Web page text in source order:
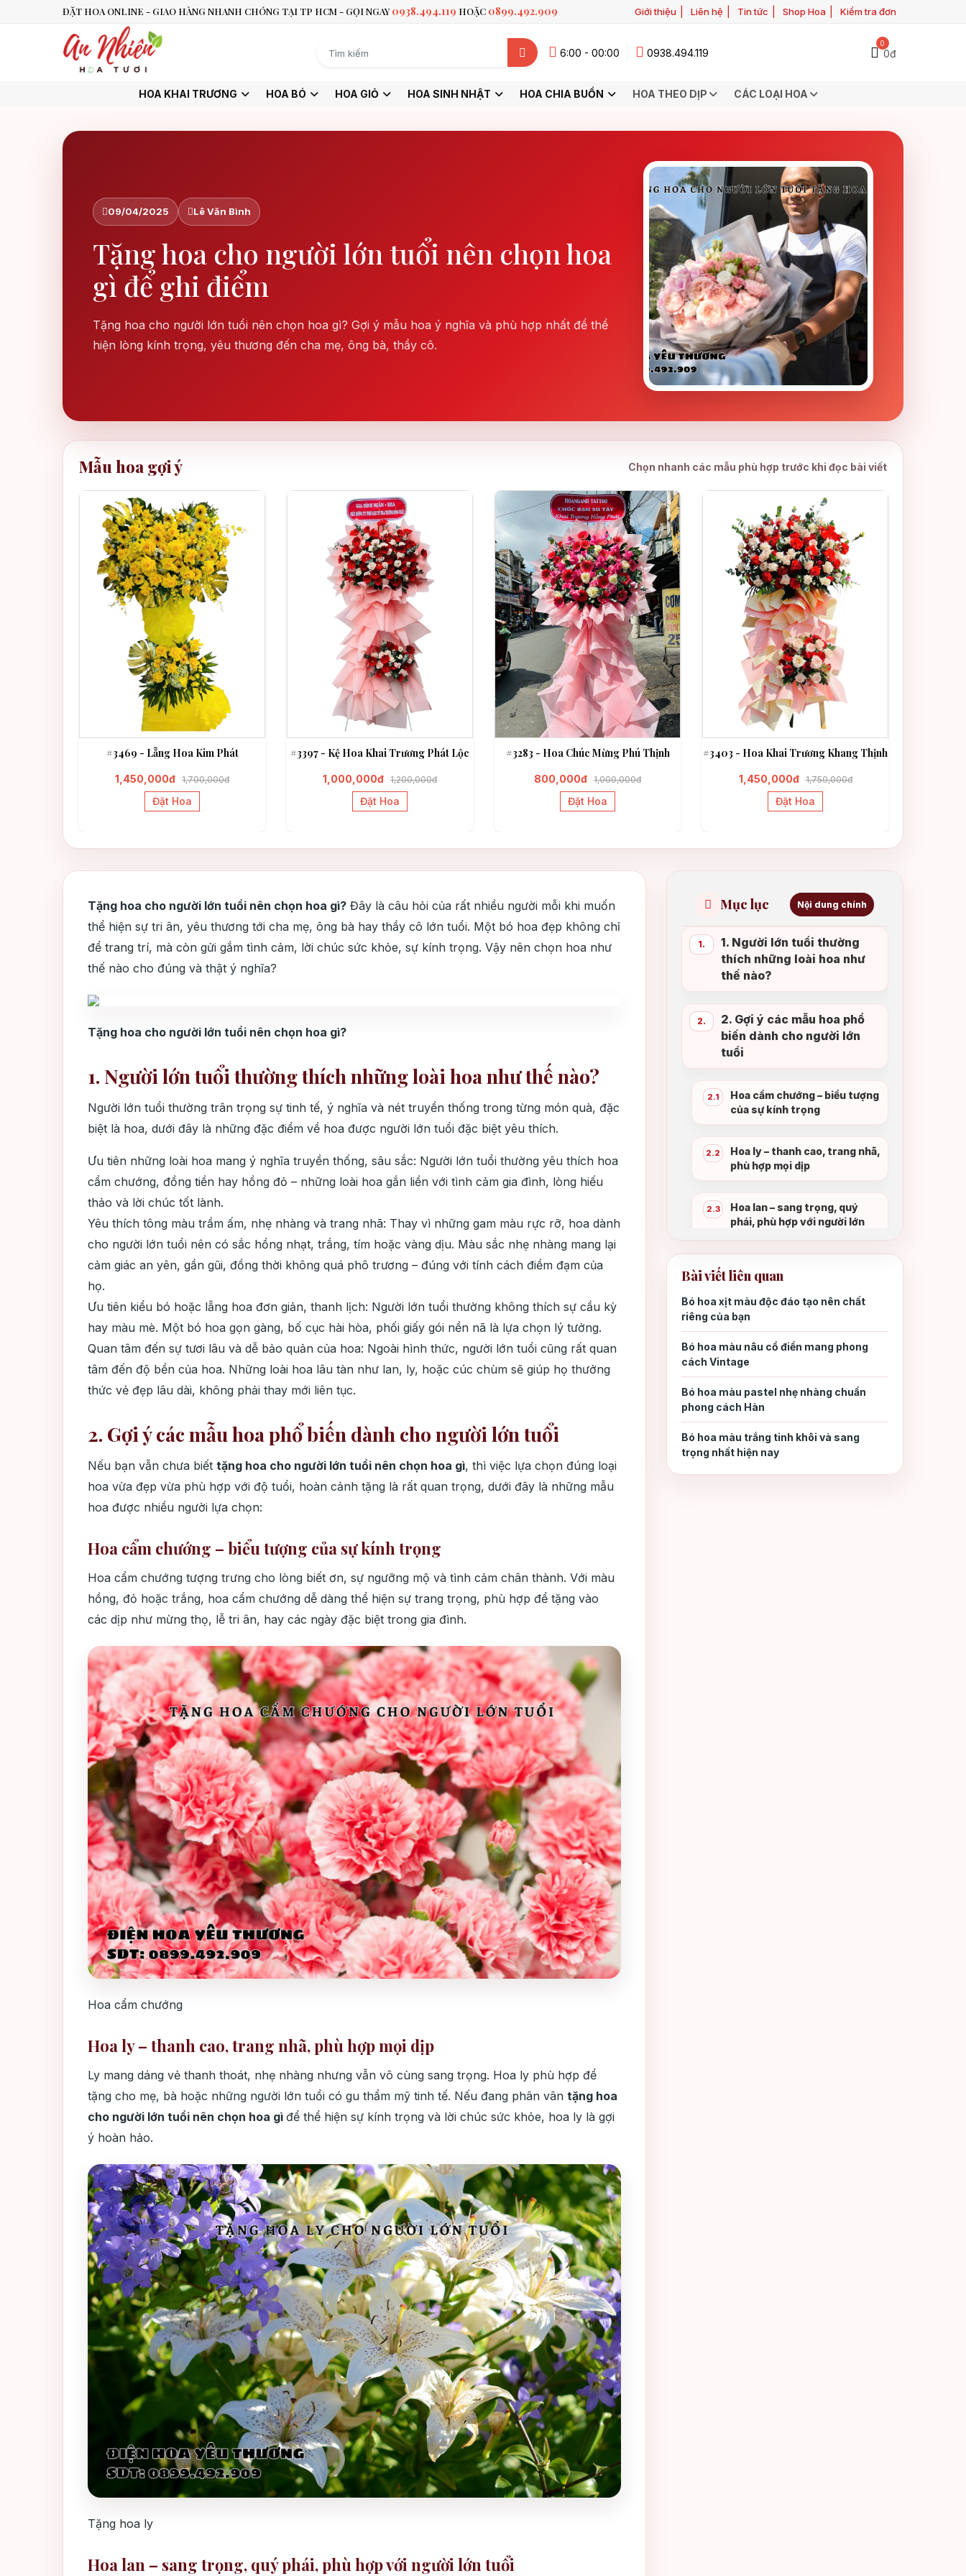
ĐẶT HOA ONLINE - GIAO HÀNG NHANH CHÓNG TẠI TP HCM - GỌI NGAY0938.494.119 HOẶC 0899.492.909 Giới thiệu Liên hệ Tin tức Shop Hoa Kiểm tra đơn
6:00 - 00:00 0938.494.119
0
0đ
HOA KHAI TRƯƠNG HOA BÓ HOA GIỎ HOA SINH NHẬT HOA CHIA BUỒN HOA THEO DỊP CÁC LOẠI HOA
09/04/2025 Lê Văn Bình
Tặng hoa cho người lớn tuổi nên chọn hoa
gì để ghi điểm
Tặng hoa cho người lớn tuổi nên chọn hoa gì? Gợi ý mẫu hoa ý nghĩa và phù hợp nhất để thể
hiện lòng kính trọng, yêu thương đến cha mẹ, ông bà, thầy cô.
Mẫu hoa gợi ý Chọn nhanh các mẫu phù hợp trước khi đọc bài viết
#3469 - Lẵng Hoa Kim Phát
1,450,000đ 1,700,000đ
Đặt Hoa
#3397 - Kệ Hoa Khai Trương Phát Lộc
1,000,000đ 1,200,000đ
Đặt Hoa
#3283 - Hoa Chúc Mừng Phú Thịnh
800,000đ 1,000,000đ
Đặt Hoa
#3403 - Hoa Khai Trương Khang Thịnh
1,450,000đ 1,750,000đ
Đặt Hoa
Tặng hoa cho người lớn tuổi nên chọn hoa gì? Đây là câu hỏi của rất nhiều người mỗi khi muốn
thể hiện sự tri ân, yêu thương tới cha mẹ, ông bà hay thầy cô lớn tuổi. Một bó hoa đẹp không chỉ
để trang trí, mà còn gửi gắm tình cảm, lời chúc sức khỏe, sự kính trọng. Vậy nên chọn hoa như
thế nào cho đúng và thật ý nghĩa?
Tặng hoa cho người lớn tuổi nên chọn hoa gì?
1. Người lớn tuổi thường thích những loài hoa như thế nào?
Người lớn tuổi thường trân trọng sự tinh tế, ý nghĩa và nét truyền thống trong từng món quà, đặc
biệt là hoa, dưới đây là những đặc điểm về hoa được người lớn tuổi đặc biệt yêu thích.
Ưu tiên những loài hoa mang ý nghĩa truyền thống, sâu sắc: Người lớn tuổi thường yêu thích hoa
cẩm chướng, đồng tiền hay hồng đỏ – những loài hoa gắn liền với tình cảm gia đình, lòng hiếu
thảo và lời chúc tốt lành.
Yêu thích tông màu trầm ấm, nhẹ nhàng và trang nhã: Thay vì những gam màu rực rỡ, hoa dành
cho người lớn tuổi nên có sắc hồng nhạt, trắng, tím hoặc vàng dịu. Màu sắc nhẹ nhàng mang lại
cảm giác an yên, gần gũi, đồng thời không quá phô trương – đúng với tính cách điềm đạm của
họ.
Ưu tiên kiểu bó hoặc lẵng hoa đơn giản, thanh lịch: Người lớn tuổi thường không thích sự cầu kỳ
hay màu mè. Một bó hoa gọn gàng, bố cục hài hòa, phối giấy gói nền nã là lựa chọn lý tưởng.
Quan tâm đến sự tươi lâu và dễ bảo quản của hoa: Ngoài hình thức, người lớn tuổi cũng rất quan
tâm đến độ bền của hoa. Những loài hoa lâu tàn như lan, ly, hoặc cúc chùm sẽ giúp họ thưởng
thức vẻ đẹp lâu dài, không phải thay mới liên tục.
2. Gợi ý các mẫu hoa phổ biến dành cho người lớn tuổi
Nếu bạn vẫn chưa biết tặng hoa cho người lớn tuổi nên chọn hoa gì, thì việc lựa chọn đúng loại
hoa vừa đẹp vừa phù hợp với độ tuổi, hoàn cảnh tặng là rất quan trọng, dưới đây là những mẫu
hoa được nhiều người lựa chọn:
Hoa cẩm chướng – biểu tượng của sự kính trọng
Hoa cẩm chướng tượng trưng cho lòng biết ơn, sự ngưỡng mộ và tình cảm chân thành. Với màu
hồng, đỏ hoặc trắng, hoa cẩm chướng dễ dàng thể hiện sự trang trọng, phù hợp để tặng vào
các dịp như mừng thọ, lễ tri ân, hay các ngày đặc biệt trong gia đình.
Hoa cẩm chướng
Hoa ly – thanh cao, trang nhã, phù hợp mọi dịp
Ly mang dáng vẻ thanh thoát, nhẹ nhàng nhưng vẫn vô cùng sang trọng. Hoa ly phù hợp để
tặng cho mẹ, bà hoặc những người lớn tuổi có gu thẩm mỹ tinh tế. Nếu đang phân vân tặng hoa
cho người lớn tuổi nên chọn hoa gì để thể hiện sự kính trọng và lời chúc sức khỏe, hoa ly là gợi
ý hoàn hảo.
Tặng hoa ly
Hoa lan – sang trọng, quý phái, phù hợp với người lớn tuổi
Mục lục Nội dung chính
1.
1. Người lớn tuổi thường
thích những loài hoa như
thế nào?
2.
2. Gợi ý các mẫu hoa phổ
biến dành cho người lớn
tuổi
2.1
Hoa cẩm chướng – biểu tượng
của sự kính trọng
2.2
Hoa ly – thanh cao, trang nhã,
phù hợp mọi dịp
2.3
Hoa lan – sang trọng, quý
phái, phù hợp với người lớn
3.
3. Những sai lầm cần tránh
khi chọn hoa cho người lớn
tuổi
4.
4. Địa chỉ mua hoa tặng
người lớn tuổi đẹp và uy tín
5. Kết luận
Bài viết liên quan
Bó hoa xịt màu độc đáo tạo nên chất
riêng của bạn
Bó hoa màu nâu cổ điển mang phong
cách Vintage
Bó hoa màu pastel nhẹ nhàng chuẩn
phong cách Hàn
Bó hoa màu trắng tinh khôi và sang
trọng nhất hiện nay